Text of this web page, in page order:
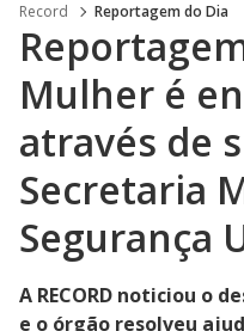
Record Reportagem do Dia
Mulher é
através de
Secretaria
Segurança
A RECORD noticiou o
e o órgão resolveu